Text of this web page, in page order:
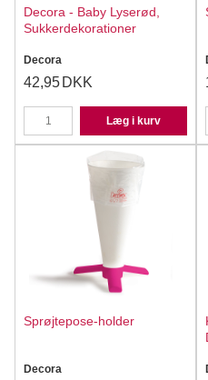
Decora - Baby Lyserød,
Sukkerdekorationer
Decora
42,95 DKK
Læg i kurv
Sprøjtepose-holder
Decora